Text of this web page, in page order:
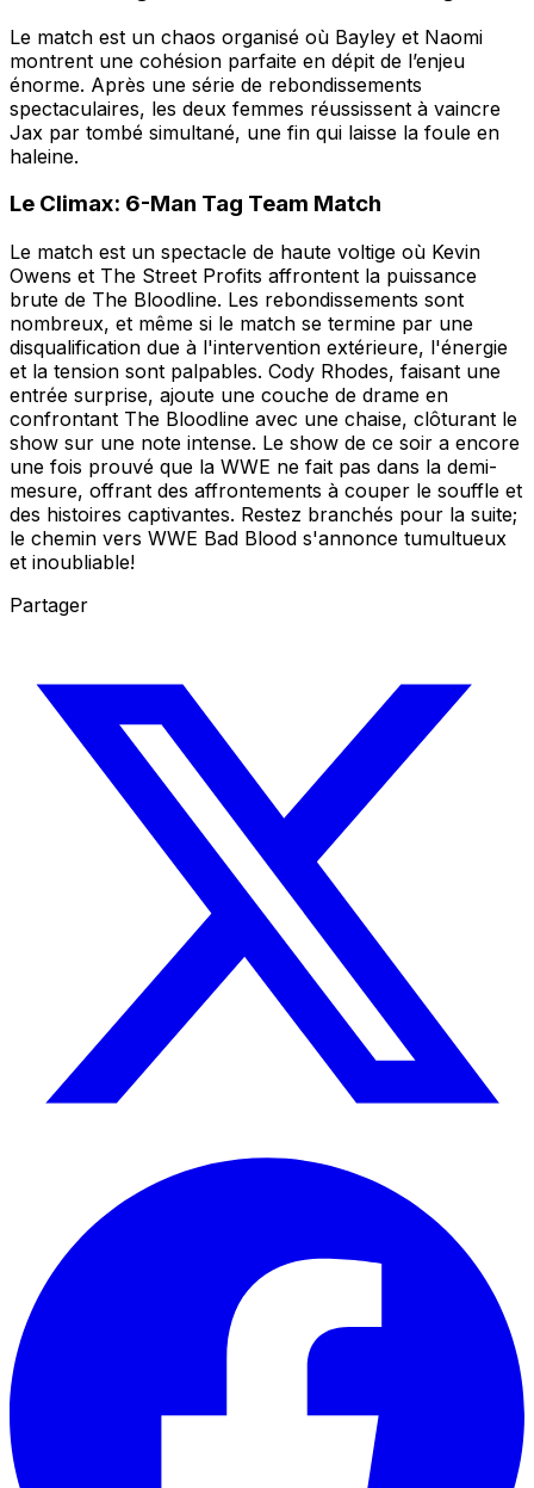
Le match est un chaos organisé où Bayley et Naomi
montrent une cohésion parfaite en dépit de l’enjeu
énorme. Après une série de rebondissements
spectaculaires, les deux femmes réussissent à vaincre
Jax par tombé simultané, une fin qui laisse la foule en
haleine.
Le Climax: 6-Man Tag Team Match
Le match est un spectacle de haute voltige où Kevin
Owens et The Street Profits affrontent la puissance
brute de The Bloodline. Les rebondissements sont
nombreux, et même si le match se termine par une
disqualification due à l'intervention extérieure, l'énergie
et la tension sont palpables. Cody Rhodes, faisant une
entrée surprise, ajoute une couche de drame en
confrontant The Bloodline avec une chaise, clôturant le
show sur une note intense. Le show de ce soir a encore
une fois prouvé que la WWE ne fait pas dans la demi-
mesure, offrant des affrontements à couper le souffle et
des histoires captivantes. Restez branchés pour la suite;
le chemin vers WWE Bad Blood s'annonce tumultueux
et inoubliable!
Partager